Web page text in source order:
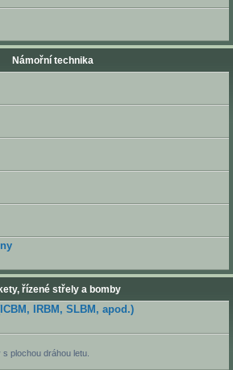
Námořní technika
řízené střely a bomby
IRBM, SLBM, apod.)
plochou dráhou letu.